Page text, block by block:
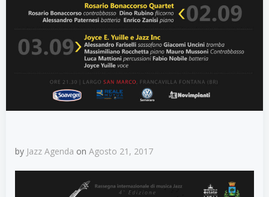
by Jazz Agenda on Agosto 21, 2017